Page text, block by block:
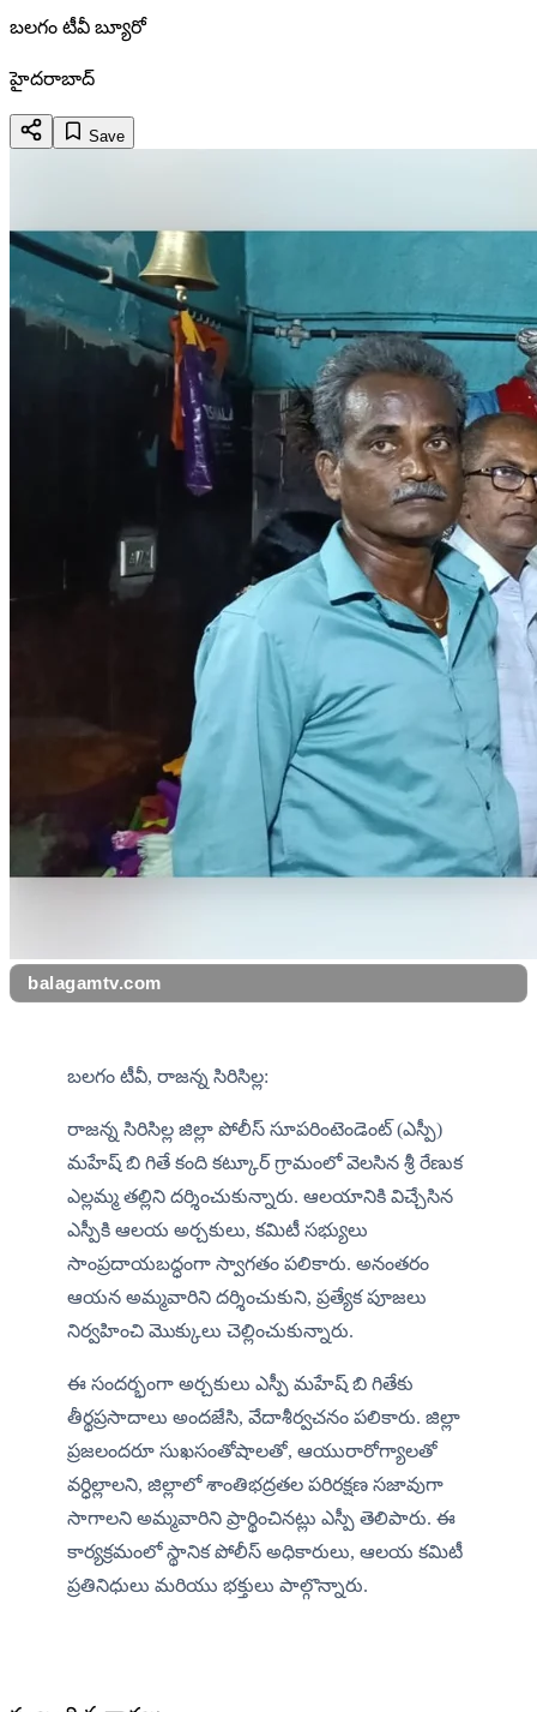
బలగం టీవీ బ్యూరో
హైదరాబాద్
Save
balagamtv.com
బలగం టీవీ, రాజన్న సిరిసిల్ల:
రాజన్న సిరిసిల్ల జిల్లా పోలీస్ సూపరింటెండెంట్ (ఎస్పీ)
మహేష్ బి గితే కంది కట్కూర్ గ్రామంలో వెలసిన శ్రీ రేణుక
ఎల్లమ్మ తల్లిని దర్శించుకున్నారు. ఆలయానికి విచ్చేసిన
ఎస్పీకి ఆలయ అర్చకులు, కమిటీ సభ్యులు
సాంప్రదాయబద్ధంగా స్వాగతం పలికారు. అనంతరం
ఆయన అమ్మవారిని దర్శించుకుని, ప్రత్యేక పూజలు
నిర్వహించి మొక్కులు చెల్లించుకున్నారు.
ఈ సందర్భంగా అర్చకులు ఎస్పీ మహేష్ బి గితేకు
తీర్థప్రసాదాలు అందజేసి, వేదాశీర్వచనం పలికారు. జిల్లా
ప్రజలందరూ సుఖసంతోషాలతో, ఆయురారోగ్యాలతో
వర్ధిల్లాలని, జిల్లాలో శాంతిభద్రతల పరిరక్షణ సజావుగా
సాగాలని అమ్మవారిని ప్రార్థించినట్లు ఎస్పీ తెలిపారు. ఈ
కార్యక్రమంలో స్థానిక పోలీస్ అధికారులు, ఆలయ కమిటీ
ప్రతినిధులు మరియు భక్తులు పాల్గొన్నారు.